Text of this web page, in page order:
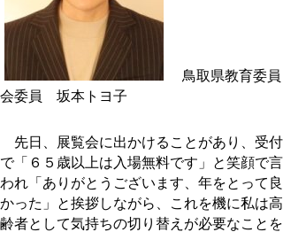
鳥取県教育委員
会委員 坂本トヨ子
先日、展覧会に出かけることがあり、受付
で「６５歳以上は入場無料です」と笑顔で言
われ「ありがとうございます、年をとって良
かった」と挨拶しながら、これを機に私は高
齢者として気持ちの切り替えが必要なことを